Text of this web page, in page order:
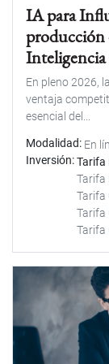
IA para
producción
En pleno 2026,
ventaja
esencial del...
Modalidad En
Inversión Tarifa
Tarifa
Tarifa
Tarifa
Tarifa